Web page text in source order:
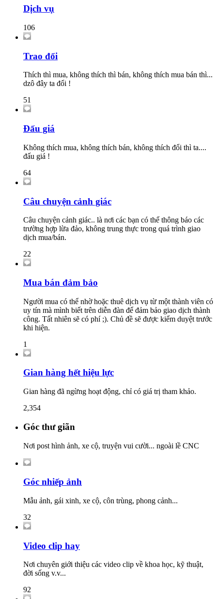
Dịch vụ
106
Trao đổi
Thích thì mua, không thích thì bán, không thích mua bán thì...
dzô đây ta đổi !
51
Đấu giá
Không thích mua, không thích bán, không thích đổi thì ta....
đấu giá !
64
Câu chuyện cảnh giác
Câu chuyện cảnh giác.. là nơi các bạn có thể thông báo các
trường hợp lừa đảo, không trung thực trong quá trình giao
dịch mua/bán.
22
Mua bán đảm bảo
Người mua có thể nhờ hoặc thuê dịch vụ từ một thành viên có
uy tín mà mình biết trên diễn đàn để đảm bảo giao dịch thành
công. Tất nhiên sẽ có phí ;). Chủ đề sẽ được kiểm duyệt trước
khi hiện.
1
Gian hàng hết hiệu lực
Gian hàng đã ngừng hoạt động, chỉ có giá trị tham khảo.
2,354
Góc thư giãn
Nơi post hình ảnh, xe cộ, truyện vui cười... ngoài lề CNC
Góc nhiếp ảnh
Mẫu ảnh, gái xinh, xe cộ, côn trùng, phong cảnh...
32
Video clip hay
Nơi chuyên giới thiệu các video clip về khoa học, kỹ thuật,
đời sống v.v...
92